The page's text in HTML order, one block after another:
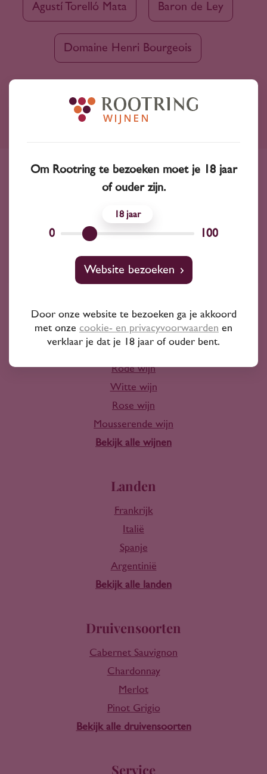
Agustí Torelló Mata Baron de Ley
Domaine Henri Bourgeois
Advies nodig?
Wijnprofessionals
10+ jaar ervaring
Wijn
Rode wijn
Witte wijn
Rose wijn
Mousserende wijn
Bekijk alle wijnen
Landen
Frankrijk
Italië
Spanje
Argentinië
Bekijk alle landen
Druivensoorten
Cabernet Sauvignon
Chardonnay
Merlot
Pinot Grigio
Bekijk alle druivensoorten
Service
Om Rootring te bezoeken moet je 18 jaar
of ouder zijn.
0
18
100
Website bezoeken
Door onze website te bezoeken ga je akkoord
met onze cookie- en privacyvoorwaarden en
verklaar je dat je 18 jaar of ouder bent.